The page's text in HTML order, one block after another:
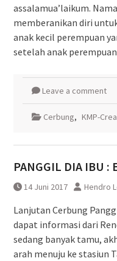
assalamua’laikum.
memberanikan diri
anak kecil perempuan
setelah anak
Leave a comment
Cerbung, KMP-
PANGGIL DIA IBU :
14 Juni 2017 Hendro
Lanjutan Cerbung
dapat informasi dari
sedang banyak tamu,
arah menuju ke stasiun